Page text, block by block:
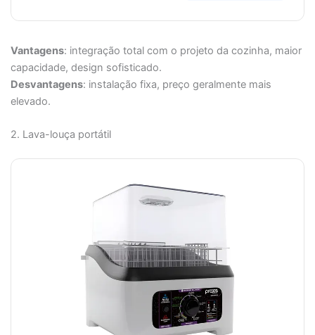
Vantagens: integração total com o projeto da cozinha, maior
capacidade, design sofisticado.
Desvantagens: instalação fixa, preço geralmente mais
elevado.
2. Lava-louça portátil